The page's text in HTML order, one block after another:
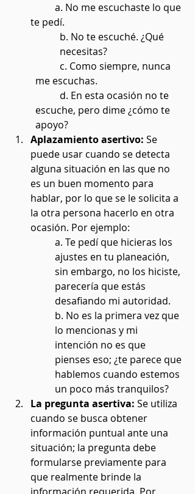
te pedí.
b. No te escuché. ¿Qué
necesitas?
me escuchas.
escuche, pero dime ¿cómo te
apoyo?
Aplazamiento asertivo: Se
puede usar cuando se detecta
alguna situación en las que no
es un buen momento para
hablar, por lo que se le solicita a
la otra persona hacerlo en otra
ocasión. Por ejemplo:
a. Te pedí que hicieras los
ajustes en tu planeación,
sin embargo, no los hiciste,
parecería que estás
desafiando mi autoridad.
b. No es la primera vez que
lo mencionas y mi
intención no es que
pienses eso; ¿te parece que
hablemos cuando estemos
un poco más tranquilos?
La pregunta asertiva: Se utiliza
cuando se busca obtener
información puntual ante una
situación; la pregunta debe
formularse previamente para
que realmente brinde la
información requerida. Por